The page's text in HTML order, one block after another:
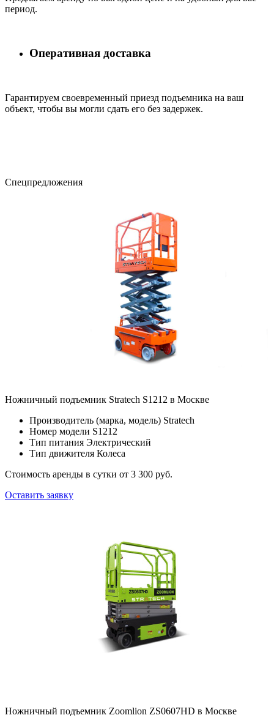
период.
Оперативная доставка
Гарантируем своевременный приезд подъемника на ваш
объект, чтобы вы могли сдать его без задержек.
Cпецпредложения
Ножничный подъемник Stratech S1212 в Москве
Производитель (марка, модель) Stratech
Номер модели S1212
Тип питания Электрический
Тип движителя Колеса
Стоимость аренды в сутки от 3 300 руб.
Оставить заявку
Ножничный подъемник Zoomlion ZS0607HD в Москве